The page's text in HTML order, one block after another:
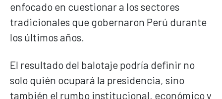
enfocado en cuestionar a los sectores
tradicionales que gobernaron Perú durante
los últimos años.
El resultado del balotaje podría definir no
solo quién ocupará la presidencia, sino
también el rumbo institucional, económico y